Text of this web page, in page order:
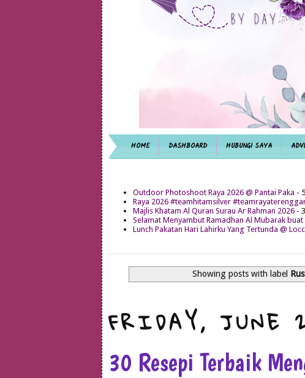
HOME DASHBOARD HUBUNGI SAYA
Outdoor Photoshoot Raya 2026 @ Pantai Paka -
Raya 2026 #teamhitamsilver
Majlis Khatam Al Quran Surau Ar Rahman 2026 -
Selamat Menyambut Ramadhan Al Mubarak
Lunch Pakatan Hari Lahirku Yang Tertunda @
Showing posts with label
FRIDAY, JUNE
30 Resepi Terbaik